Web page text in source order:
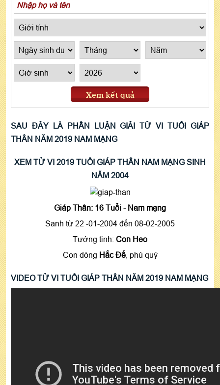
Xem kết quả
SAU ĐÂY LÀ PHẦN LUẬN GIẢI TỬ VI TUỔI GIÁP
THÂN NĂM 2019 NAM MẠNG
XEM TỬ VI 2019 TUỔI GIÁP THÂN NAM MẠNG SINH
NĂM 2004
Giáp Thân: 16 Tuổi - Nam mạng
Sanh từ 22 -01-2004 đến 08-02-2005
Tướng tinh: Con Heo
Con dòng Hắc Đế, phú quý
VIDEO TỬ VI TUỔI GIÁP THÂN NĂM 2019 NAM MẠNG